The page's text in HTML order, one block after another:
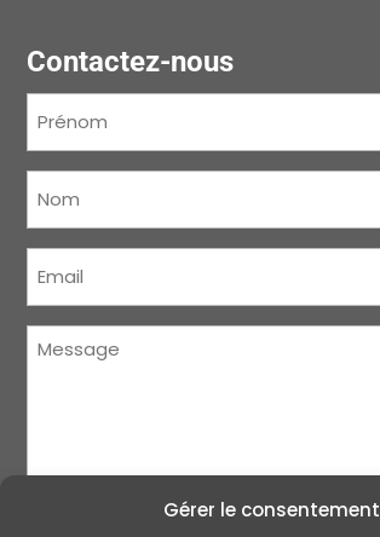
Gérer le consentement
Contactez-nous
Prénom
Nom
Courriel
Message